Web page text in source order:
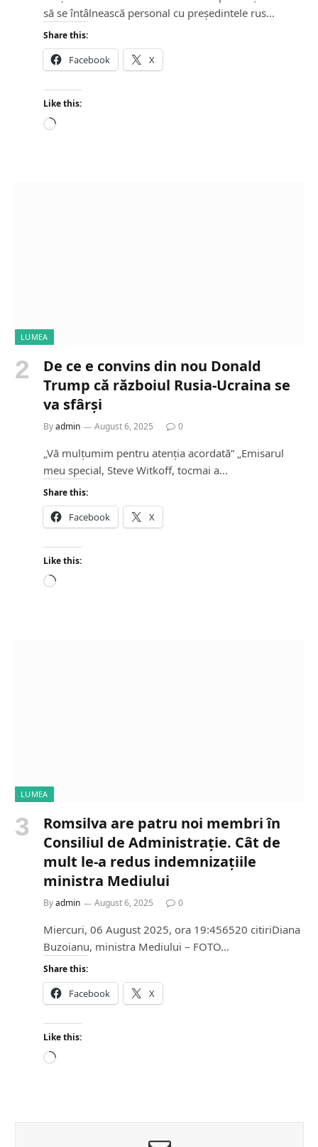
să se întâlnească personal cu președintele rus…
Share this:
Facebook X
Like this:
L
LUMEA
De ce e convins din nou Donald
Trump că războiul Rusia-Ucraina se
va sfârși
Byadmin August 6, 2025 0
„Vă mulțumim pentru atenția acordată” „Emisarul
meu special, Steve Witkoff, tocmai a…
Share this:
Facebook X
Like this:
L
LUMEA
Romsilva are patru noi membri în
Consiliul de Administrație. Cât de
mult le-a redus indemnizațiile
ministra Mediului
Byadmin August 6, 2025 0
Miercuri, 06 August 2025, ora 19:456520 citiriDiana
Buzoianu, ministra Mediului – FOTO…
Share this:
Facebook X
Like this:
L